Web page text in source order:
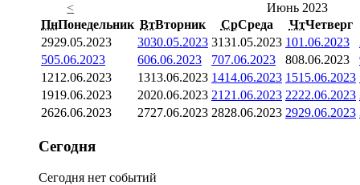
<
Июнь 2023
ПнПонедельник ВтВторник СрСреда ЧтЧетверг
2929.05.2023 3030.05.2023 3131.05.2023 101.06.2023
505.06.2023 606.06.2023 707.06.2023 808.06.2023
1212.06.2023 1313.06.2023 1414.06.2023 1515.06.2023
1919.06.2023 2020.06.2023 21 21.06.2023 2222.06.2023
2626.06.2023 2727.06.2023 2828.06.2023 2929.06.2023
Сегодня
Сегодня нет событий